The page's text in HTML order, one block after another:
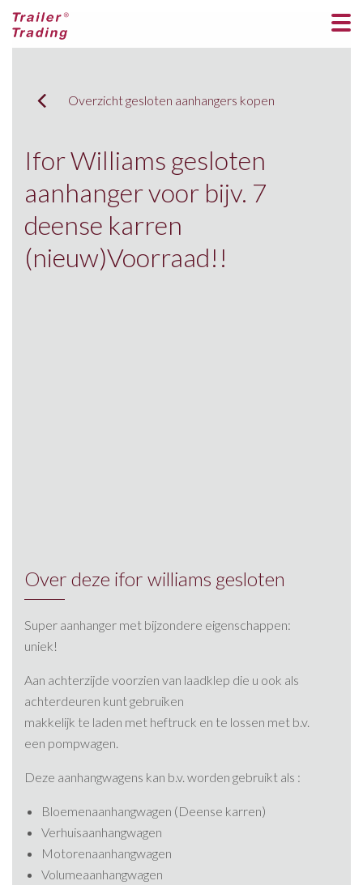
Overzicht gesloten aanhangers kopen
Ifor Williams gesloten
aanhanger voor bijv. 7
deense karren
(nieuw)Voorraad!!
Over deze ifor williams gesloten
Super aanhanger met bijzondere eigenschappen:
uniek!
Aan achterzijde voorzien van laadklep die u ook als
achterdeuren kunt gebruiken
makkelijk te laden met heftruck en te lossen met b.v.
een pompwagen.
Deze aanhangwagens kan b.v. worden gebruikt als :
Bloemenaanhangwagen (Deense karren)
Verhuisaanhangwagen
Motorenaanhangwagen
Volumeaanhangwagen